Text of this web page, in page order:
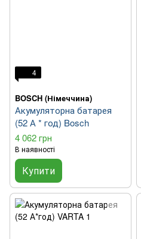
4
BOSCH (Німеччина)
Акумуляторна батарея
(52 А * год) Bosch
4 062 грн
В наявності
Купити